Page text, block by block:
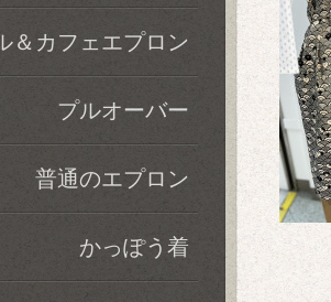
＆カフェエプロン
プルオーバー
普通のエプロン
かっぽう着